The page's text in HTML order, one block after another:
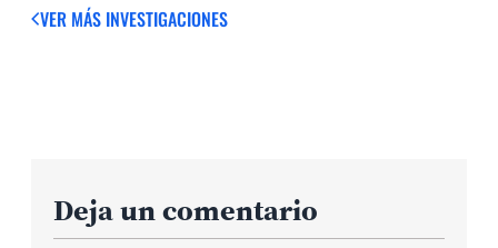
VER MÁS INVESTIGACIONES
Deja un comentario